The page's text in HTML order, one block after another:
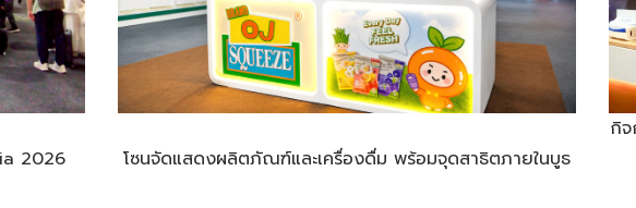
2026 โซนจัดแสดงผลิตภัณฑ์และเครื่องดื่ม พร้อมจุดสาธิตภายในบูธ
กิจ